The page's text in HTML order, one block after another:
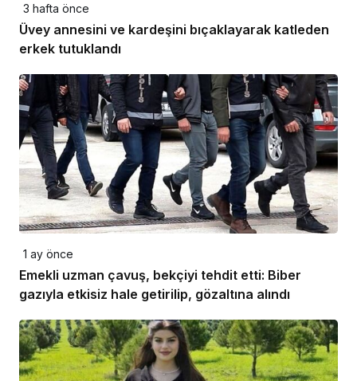
3 hafta önce
Üvey annesini ve kardeşini bıçaklayarak katleden
erkek tutuklandı
1 ay önce
Emekli uzman çavuş, bekçiyi tehdit etti: Biber
gazıyla etkisiz hale getirilip, gözaltına alındı